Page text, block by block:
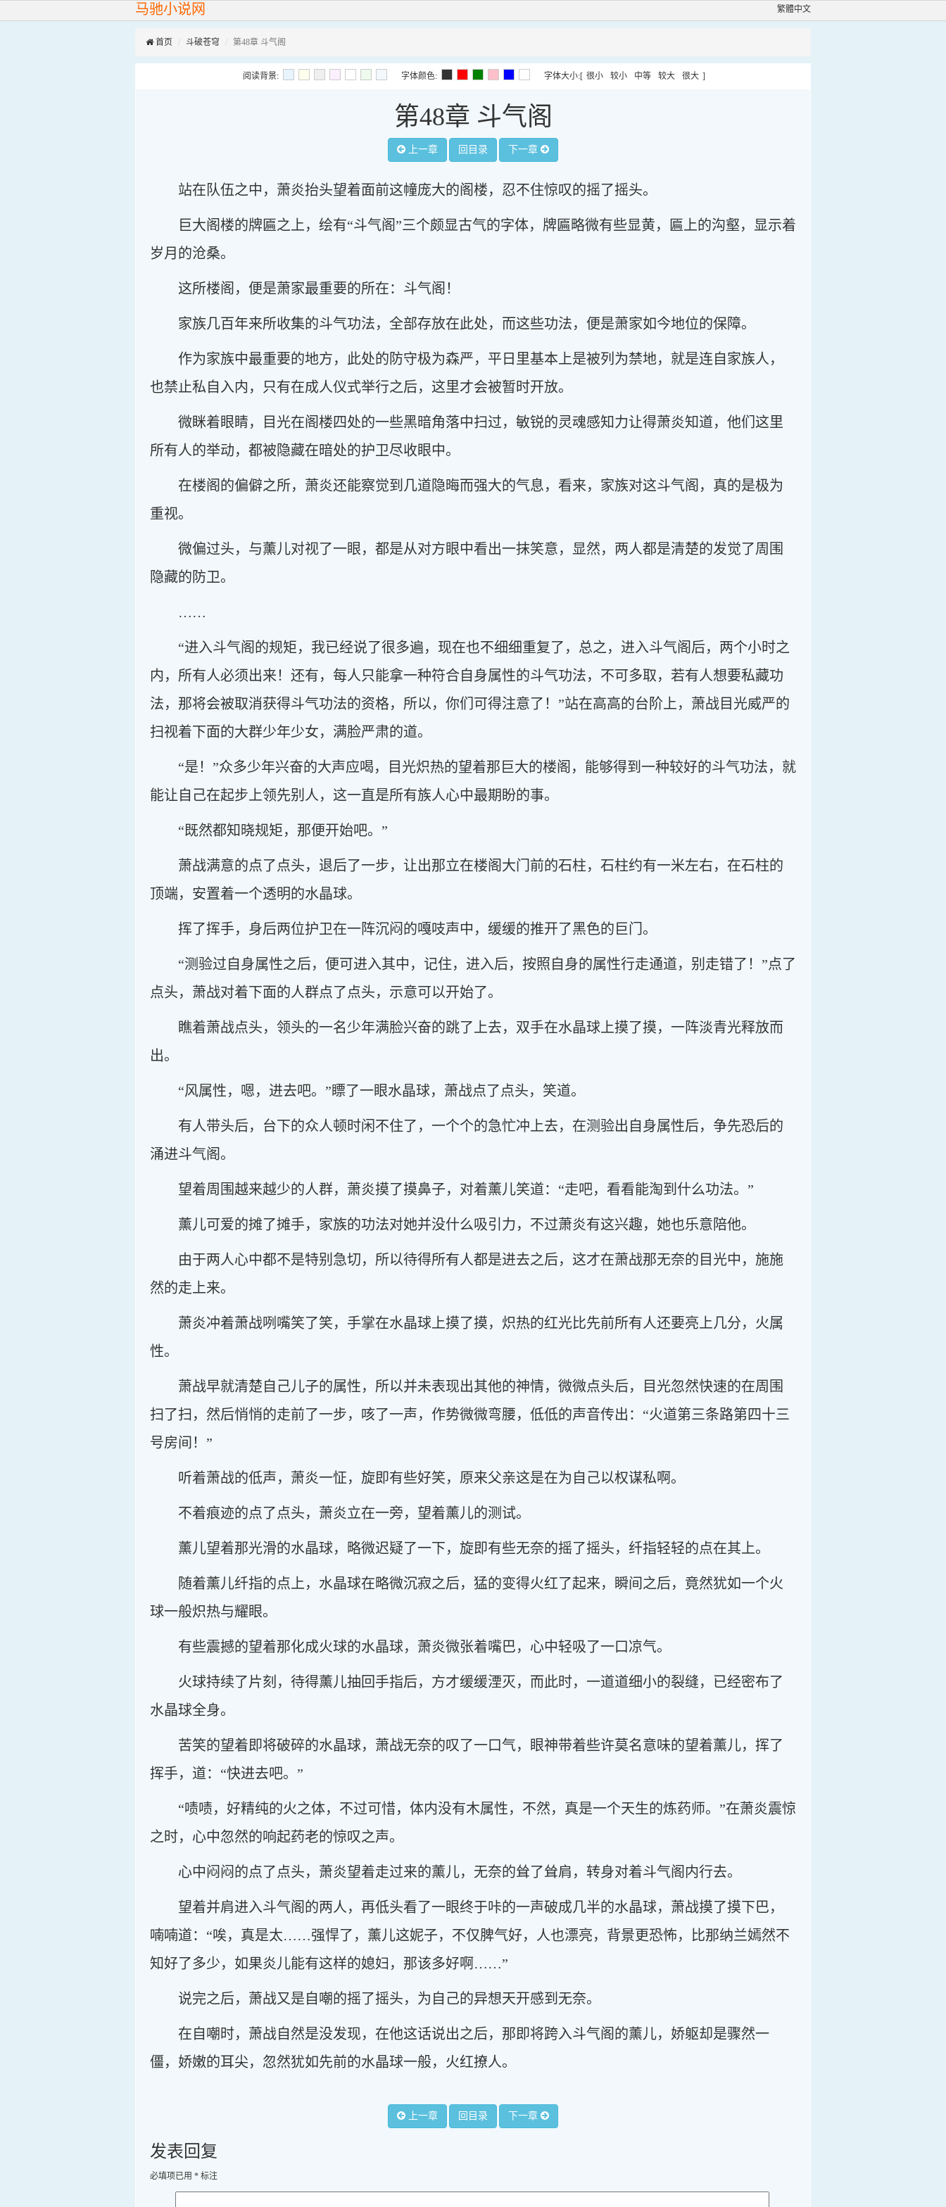
马驰小说网 繁體中文
首页 斗破苍穹 第48章 斗气阁
阅读背景: 字体颜色: 字体大小:[ 很小 较小 中等 较大 很大 ]
第48章 斗气阁
上一章 回目录 下一章
站在队伍之中，萧炎抬头望着面前这幢庞大的阁楼，忍不住惊叹的摇了摇头。
巨大阁楼的牌匾之上，绘有“斗气阁”三个颇显古气的字体，牌匾略微有些显黄，匾上的沟壑，显示着
岁月的沧桑。
这所楼阁，便是萧家最重要的所在：斗气阁！
家族几百年来所收集的斗气功法，全部存放在此处，而这些功法，便是萧家如今地位的保障。
作为家族中最重要的地方，此处的防守极为森严，平日里基本上是被列为禁地，就是连自家族人，
也禁止私自入内，只有在成人仪式举行之后，这里才会被暂时开放。
微眯着眼睛，目光在阁楼四处的一些黑暗角落中扫过，敏锐的灵魂感知力让得萧炎知道，他们这里
所有人的举动，都被隐藏在暗处的护卫尽收眼中。
在楼阁的偏僻之所，萧炎还能察觉到几道隐晦而强大的气息，看来，家族对这斗气阁，真的是极为
重视。
微偏过头，与薰儿对视了一眼，都是从对方眼中看出一抹笑意，显然，两人都是清楚的发觉了周围
隐藏的防卫。
……
“进入斗气阁的规矩，我已经说了很多遍，现在也不细细重复了，总之，进入斗气阁后，两个小时之
内，所有人必须出来！还有，每人只能拿一种符合自身属性的斗气功法，不可多取，若有人想要私藏功
法，那将会被取消获得斗气功法的资格，所以，你们可得注意了！”站在高高的台阶上，萧战目光威严的
扫视着下面的大群少年少女，满脸严肃的道。
“是！”众多少年兴奋的大声应喝，目光炽热的望着那巨大的楼阁，能够得到一种较好的斗气功法，就
能让自己在起步上领先别人，这一直是所有族人心中最期盼的事。
“既然都知晓规矩，那便开始吧。”
萧战满意的点了点头，退后了一步，让出那立在楼阁大门前的石柱，石柱约有一米左右，在石柱的
顶端，安置着一个透明的水晶球。
挥了挥手，身后两位护卫在一阵沉闷的嘎吱声中，缓缓的推开了黑色的巨门。
“测验过自身属性之后，便可进入其中，记住，进入后，按照自身的属性行走通道，别走错了！”点了
点头，萧战对着下面的人群点了点头，示意可以开始了。
瞧着萧战点头，领头的一名少年满脸兴奋的跳了上去，双手在水晶球上摸了摸，一阵淡青光释放而
出。
“风属性，嗯，进去吧。”瞟了一眼水晶球，萧战点了点头，笑道。
有人带头后，台下的众人顿时闲不住了，一个个的急忙冲上去，在测验出自身属性后，争先恐后的
涌进斗气阁。
望着周围越来越少的人群，萧炎摸了摸鼻子，对着薰儿笑道：“走吧，看看能淘到什么功法。”
薰儿可爱的摊了摊手，家族的功法对她并没什么吸引力，不过萧炎有这兴趣，她也乐意陪他。
由于两人心中都不是特别急切，所以待得所有人都是进去之后，这才在萧战那无奈的目光中，施施
然的走上来。
萧炎冲着萧战咧嘴笑了笑，手掌在水晶球上摸了摸，炽热的红光比先前所有人还要亮上几分，火属
性。
萧战早就清楚自己儿子的属性，所以并未表现出其他的神情，微微点头后，目光忽然快速的在周围
扫了扫，然后悄悄的走前了一步，咳了一声，作势微微弯腰，低低的声音传出：“火道第三条路第四十三
号房间！”
听着萧战的低声，萧炎一怔，旋即有些好笑，原来父亲这是在为自己以权谋私啊。
不着痕迹的点了点头，萧炎立在一旁，望着薰儿的测试。
薰儿望着那光滑的水晶球，略微迟疑了一下，旋即有些无奈的摇了摇头，纤指轻轻的点在其上。
随着薰儿纤指的点上，水晶球在略微沉寂之后，猛的变得火红了起来，瞬间之后，竟然犹如一个火
球一般炽热与耀眼。
有些震撼的望着那化成火球的水晶球，萧炎微张着嘴巴，心中轻吸了一口凉气。
火球持续了片刻，待得薰儿抽回手指后，方才缓缓湮灭，而此时，一道道细小的裂缝，已经密布了
水晶球全身。
苦笑的望着即将破碎的水晶球，萧战无奈的叹了一口气，眼神带着些许莫名意味的望着薰儿，挥了
挥手，道：“快进去吧。”
“啧啧，好精纯的火之体，不过可惜，体内没有木属性，不然，真是一个天生的炼药师。”在萧炎震惊
之时，心中忽然的响起药老的惊叹之声。
心中闷闷的点了点头，萧炎望着走过来的薰儿，无奈的耸了耸肩，转身对着斗气阁内行去。
望着并肩进入斗气阁的两人，再低头看了一眼终于咔的一声破成几半的水晶球，萧战摸了摸下巴，
喃喃道：“唉，真是太……强悍了，薰儿这妮子，不仅脾气好，人也漂亮，背景更恐怖，比那纳兰嫣然不
知好了多少，如果炎儿能有这样的媳妇，那该多好啊……”
说完之后，萧战又是自嘲的摇了摇头，为自己的异想天开感到无奈。
在自嘲时，萧战自然是没发现，在他这话说出之后，那即将跨入斗气阁的薰儿，娇躯却是骤然一
僵，娇嫩的耳尖，忽然犹如先前的水晶球一般，火红撩人。
上一章 回目录 下一章
发表回复
必填项已用 * 标注